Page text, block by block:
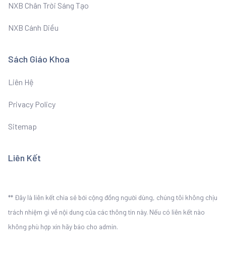
NXB Chân Trời Sáng Tạo
NXB Cánh Diều
Sách Giáo Khoa
Liên Hệ
Privacy Policy
Sitemap
Liên Kết
** Đây là liên kết chia sẻ bới cộng đồng người dùng, chúng tôi không chịu
trách nhiệm gì về nội dung của các thông tin này. Nếu có liên kết nào
không phù hợp xin hãy báo cho admin.